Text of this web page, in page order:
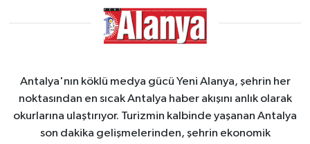
Antalya'nın köklü medya gücü Yeni Alanya, şehrin her
noktasından en sıcak Antalya haber akışını anlık olarak
okurlarına ulaştırıyor. Turizmin kalbinde yaşanan Antalya
son dakika gelişmelerinden, şehrin ekonomik